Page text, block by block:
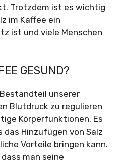
Trotzdem ist es wichtig
im Kaffee ein
ist und viele Menschen
GESUND?
unserer
Blutdruck zu regulieren
Körperfunktionen. Es
Hinzufügen von Salz
Vorteile bringen kann.
man seine